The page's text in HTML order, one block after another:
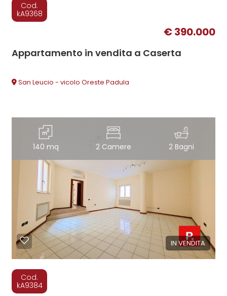
Cod.
kA9368
€ 390.000
Appartamento in vendita a Caserta
San Leucio - vicolo Oreste Padula
140 mq 2 Camere 2 Bagni
IN VENDITA
Cod.
kA9384